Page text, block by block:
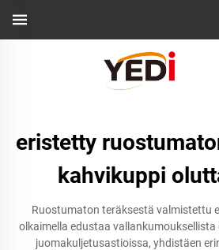
eristetty
kahvikuppi
Ruostumaton teräksestä valmistettu
olkaimella edustaa
juomakuljetusastioissa, yhdistäen